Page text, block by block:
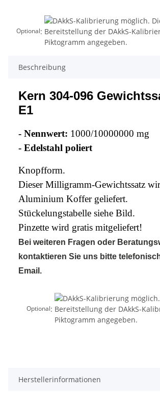
Optional:
Beschreibung
Kern 304-096
E1
- Nennwert: 1000/10000000 mg
- Edelstahl poliert
Knopfform.
Dieser Milligramm-Gewichtssatz
Aluminium Koffer geliefert.
Stückelungstabelle siehe Bild.
Pinzette wird gratis mitgeliefert!
Bei weiteren Fragen oder
kontaktieren Sie uns bitte
Email.
Optional:
Herstellerinformationen